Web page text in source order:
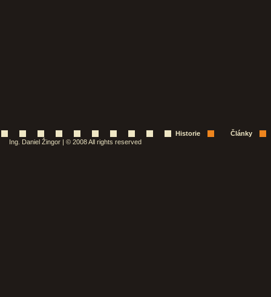
Historie
Články
Ing. Daniel Žingor | © 2008 All rights reserved